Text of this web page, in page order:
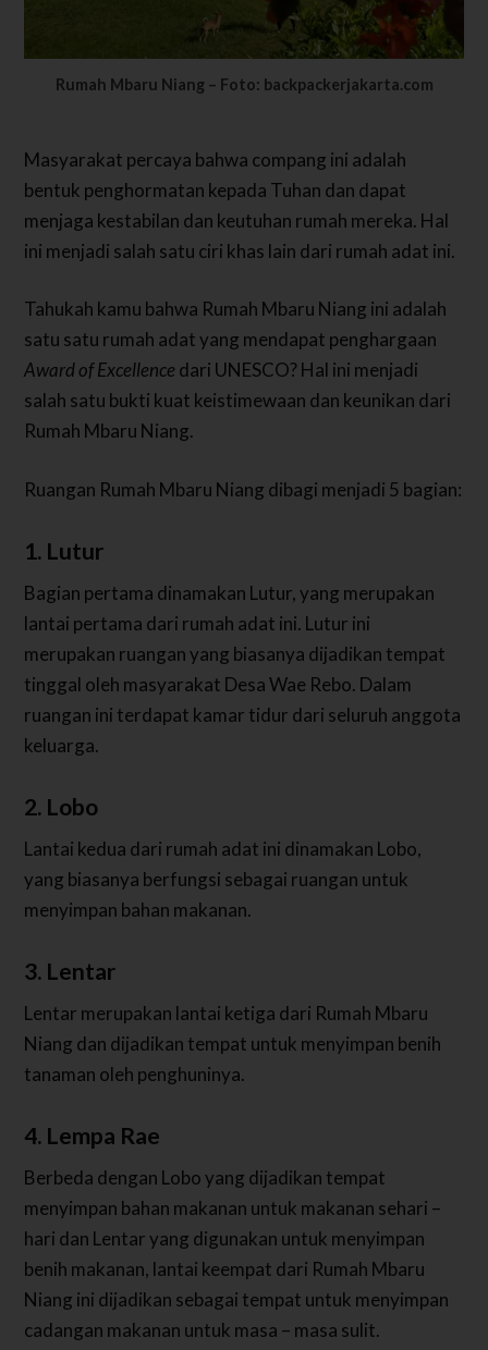
Rumah Mbaru Niang – Foto: backpackerjakarta.com
Masyarakat percaya bahwa compang ini adalah
bentuk penghormatan kepada Tuhan dan dapat
menjaga kestabilan dan keutuhan rumah mereka. Hal
ini menjadi salah satu ciri khas lain dari rumah adat ini.
Tahukah kamu bahwa Rumah Mbaru Niang ini adalah
satu satu rumah adat yang mendapat penghargaan
Award of Excellence dari UNESCO? Hal ini menjadi
salah satu bukti kuat keistimewaan dan keunikan dari
Rumah Mbaru Niang.
Ruangan Rumah Mbaru Niang dibagi menjadi 5 bagian:
1. Lutur
Bagian pertama dinamakan Lutur, yang merupakan
lantai pertama dari rumah adat ini. Lutur ini
merupakan ruangan yang biasanya dijadikan tempat
tinggal oleh masyarakat Desa Wae Rebo. Dalam
ruangan ini terdapat kamar tidur dari seluruh anggota
keluarga.
2. Lobo
Lantai kedua dari rumah adat ini dinamakan Lobo,
yang biasanya berfungsi sebagai ruangan untuk
menyimpan bahan makanan.
3. Lentar
Lentar merupakan lantai ketiga dari Rumah Mbaru
Niang dan dijadikan tempat untuk menyimpan benih
tanaman oleh penghuninya.
4. Lempa Rae
Berbeda dengan Lobo yang dijadikan tempat
menyimpan bahan makanan untuk makanan sehari –
hari dan Lentar yang digunakan untuk menyimpan
benih makanan, lantai keempat dari Rumah Mbaru
Niang ini dijadikan sebagai tempat untuk menyimpan
cadangan makanan untuk masa – masa sulit.